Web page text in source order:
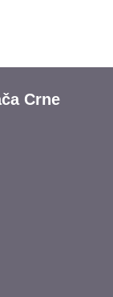
Crne